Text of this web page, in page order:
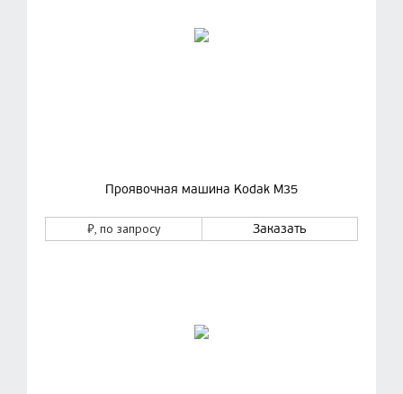
Проявочная машина Kodak M35
₽, по запросу Заказать